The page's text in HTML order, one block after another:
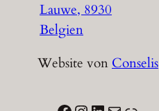
Lauwe, 8930
Belgien
Website von Conselis